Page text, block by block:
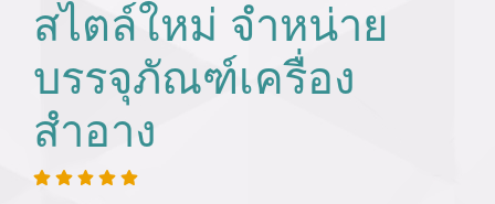
สไตล์ใหม่ จำหน่าย
บรรจุภัณฑ์เครื่อง
สำอาง